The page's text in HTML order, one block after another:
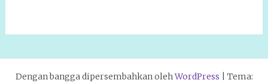
Dengan bangga dipersembahkan olehWordPress
Tema: